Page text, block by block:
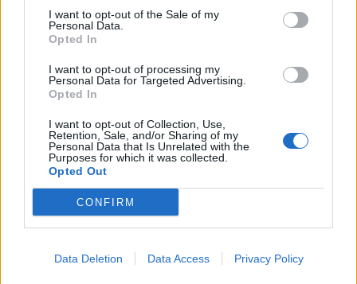
I want to opt-out of the Sale of my
Personal Data.
Opted In
I want to opt-out of processing my
Personal Data for Targeted Advertising.
Opted In
I want to opt-out of Collection, Use,
Retention, Sale, and/or Sharing of my
Personal Data that Is Unrelated with the
Purposes for which it was collected.
Opted Out
CONFIRM
Data Deletion Data Access Privacy Policy
Περισσότερα από το
Trade Estates: Στην κατοχή της το
τίμημα 49,35 εκατ. ευρώ
07/08/26|16:53
Ατρόμητος και Novibet
ανανεώνουν τη συνεργασία τους
μέχρι το 2028
07/08/26